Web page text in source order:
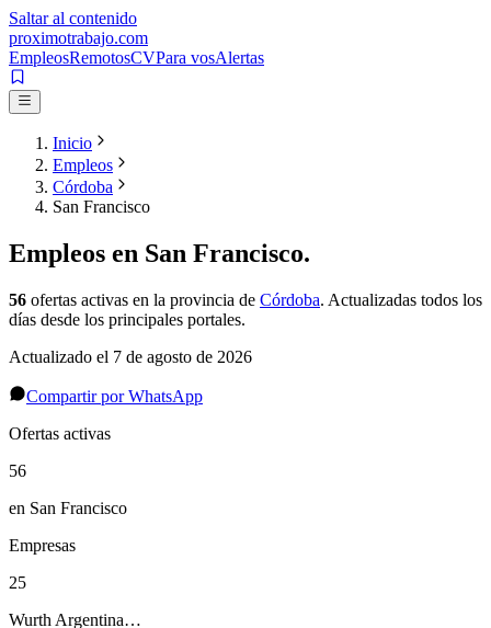
Saltar al contenido
proximotrabajo.com
EmpleosRemotosCVPara vosAlertas
Inicio
Empleos
Córdoba
San Francisco
Empleos en San Francisco.
56 ofertas activas en la provincia de Córdoba. Actualizadas todos los
días desde los principales portales.
Actualizado el 7 de agosto de 2026
Compartir por WhatsApp
Ofertas activas
56
en San Francisco
Empresas
25
Wurth Argentina…